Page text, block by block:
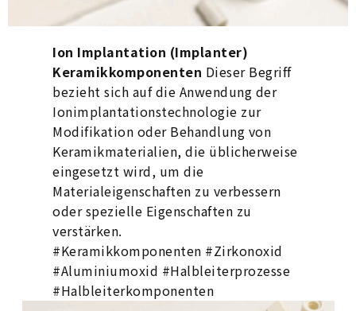
Ion Implantation (Implanter)
Keramikkomponenten Dieser Begriff
bezieht sich auf die Anwendung der
Ionimplantationstechnologie zur
Modifikation oder Behandlung von
Keramikmaterialien, die üblicherweise
eingesetzt wird, um die
Materialeigenschaften zu verbessern
oder spezielle Eigenschaften zu
verstärken.
#Keramikkomponenten #Zirkonoxid
#Aluminiumoxid #Halbleiterprozesse
#Halbleiterkomponenten